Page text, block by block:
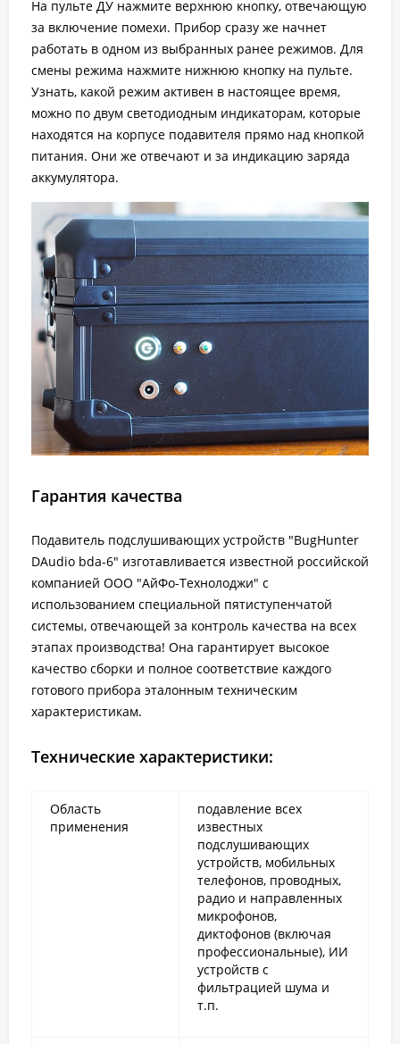
На пульте ДУ нажмите верхнюю кнопку, отвечающую
за включение помехи. Прибор сразу же начнет
работать в одном из выбранных ранее режимов. Для
смены режима нажмите нижнюю кнопку на пульте.
Узнать, какой режим активен в настоящее время,
можно по двум светодиодным индикаторам, которые
находятся на корпусе подавителя прямо над кнопкой
питания. Они же отвечают и за индикацию заряда
аккумулятора.
Гарантия качества
Подавитель подслушивающих устройств "BugHunter
DAudio bda-6" изготавливается известной российской
компанией ООО "АйФо-Технолоджи" с
использованием специальной пятиступенчатой
системы, отвечающей за контроль качества на всех
этапах производства! Она гарантирует высокое
качество сборки и полное соответствие каждого
готового прибора эталонным техническим
характеристикам.
Технические характеристики:
Область
применения
подавление всех
известных
подслушивающих
устройств, мобильных
телефонов, проводных,
радио и направленных
микрофонов,
диктофонов (включая
профессиональные), ИИ
устройств с
фильтрацией шума и
т.п.